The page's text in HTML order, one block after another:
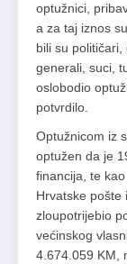
optužnici,
a za taj iznos
bili su
generali, suci,
oslobodio
potvrdilo.
Optužnicom iz
optužen da je
financija, te
Hrvatske pošte
zloupotrijebio
većinskog
4.674.059 KM,